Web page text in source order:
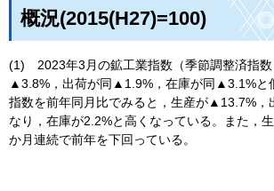
概況(2015(H27)=100)
(1) 2023年3月の鉱工業指数（季節調整済指
▲3.8%，出荷が同▲1.9%，在庫が同▲3.1%と
指数を前年同月比でみると，生産が▲13.7%，
なり，在庫が2.2%と高くなっている。また，
か月連続で前年を下回っている。